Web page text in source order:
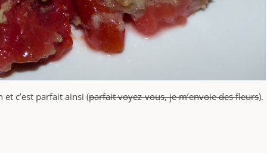
c’est parfait ainsi (parfait voyez-vous, je m’envoie des fleurs).